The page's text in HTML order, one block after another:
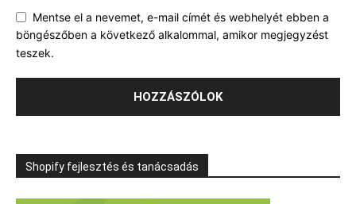
Mentse el a nevemet, e-mail címét és webhelyét ebben a
böngészőben a következő alkalommal, amikor megjegyzést
teszek.
Shopify fejlesztés és tanácsadás